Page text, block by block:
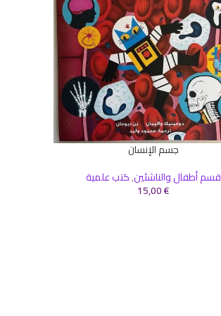
جسم الإنسان
قسم أطفال والناشئين,كتب علمية
15,00€